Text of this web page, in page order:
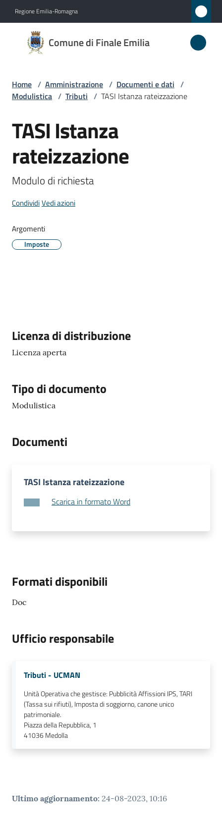
Regione Emilia-Romagna
Comune di Finale Emilia
Comune
di
Emilia
Amministrazione
Menu selezionato
Novità
Servizi
Vivere
Comune
l
l
t
m
t
e
Sportello
telematico
Seguici
Home / Amministrazione / Documenti e dati /
Modulistica / Tributi / TASI Istanza rateizzazione
Salta al contenuto
TASI Istanza
rateizzazione
Modulo di richiesta
CondividiVedi azioni
Argomenti
Imposte
Descrizione
Licenza di distribuzione
Licenza aperta
Tipo di documento
Modulistica
Documenti
TASI Istanza rateizzazione
Scarica in formato Word
Formati disponibili
Doc
Ufficio responsabile
Tributi - UCMAN
Unità Operativa che gestisce: Pubblicità Affissioni IPS, TARI
(Tassa sui rifiuti), Imposta di soggiorno, canone unico
patrimoniale.
Piazza della Repubblica, 1
41036Medolla
Ultimo aggiornamento: 24-08-2023, 10:16